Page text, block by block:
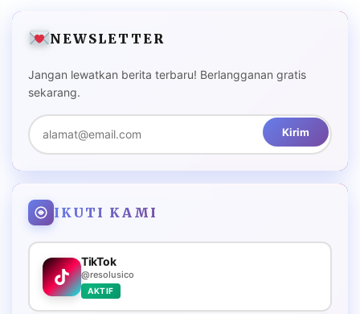
NEWSLETTER
Jangan lewatkan berita terbaru! Berlangganan gratis
sekarang.
Kirim
IKUTI KAMI
TikTok
@resolusico
AKTIF